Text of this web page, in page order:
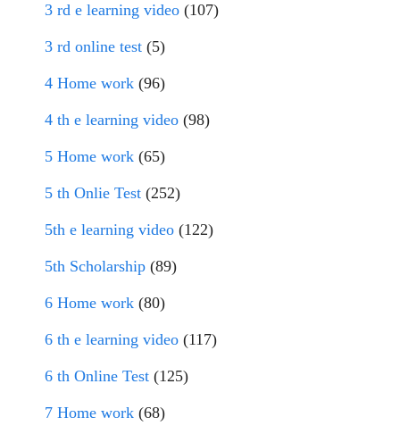
3 rd e learning video (107)
3 rd online test (5)
4 Home work (96)
4 th e learning video (98)
5 Home work (65)
5 th Onlie Test (252)
5th e learning video (122)
5th Scholarship (89)
6 Home work (80)
6 th e learning video (117)
6 th Online Test (125)
7 Home work (68)